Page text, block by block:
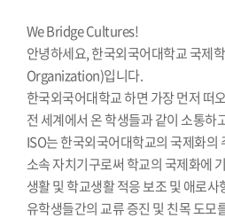
We Bridge Cultures!
안녕하세요, 한국외국어대학교 국
Organization)입니다.
한국외국어대학교 하면 가장 먼저 떠
전 세계에서 온 학생들과 같이 소통하
ISO는 한국외국어대학교의 국제화의
소속 자치기구로써 학교의 국제화에
생활 및 학교생활 적응 보조 및 애로
유학생들간의 교류 증진 및 친목 도모